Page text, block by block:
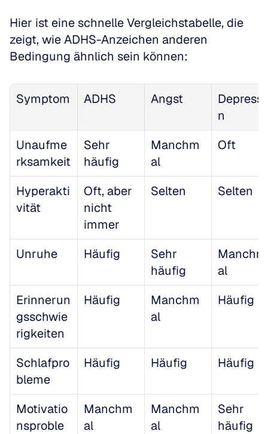
Hier ist eine schnelle Vergleichstabelle, die
zeigt, wie ADHS-Anzeichen anderen
Bedingung ähnlich sein können:
Symptom ADHS Angst
n
Unaufme
rksamkeit
Sehr
häufig
Manchm
al
Oft
Hyperakti
vität
Oft, aber
nicht
immer
Selten Selten
Unruhe Häufig
Sehr
häufig
Manchm
al
Erinnerun
gsschwie
rigkeiten
Häufig
Manchm
al
Häufig
Schlafpro
bleme
Häufig Häufig Häufig
Motivatio
nsproble
Manchm
al
Manchm
al
Sehr
häufig